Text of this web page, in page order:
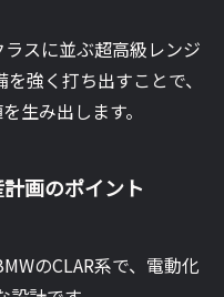
スに並ぶ超高級レンジ
強く打ち出すことで、
生み出します。
画のポイント
のCLAR系で、電動化